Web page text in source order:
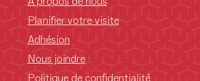
Planifier votre visite
Adhésion
Nous joindre
Politique de confidentialité